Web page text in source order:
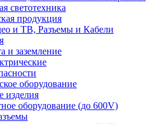
светотехника
продукция
и ТВ, Разъемы и Кабели
и заземление
оборудование
изделия
оборудование (до 600V)